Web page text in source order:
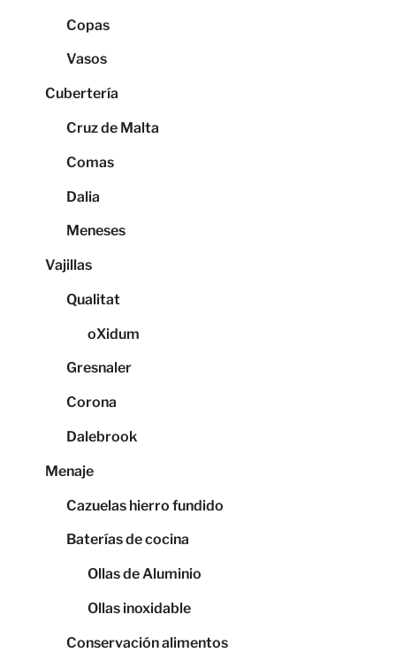
Copas
Vasos
Cubertería
Cruz de Malta
Comas
Dalia
Meneses
Vajillas
Qualitat
oXidum
Gresnaler
Corona
Dalebrook
Menaje
Cazuelas hierro fundido
Baterías de cocina
Ollas de Aluminio
Ollas inoxidable
Conservación alimentos